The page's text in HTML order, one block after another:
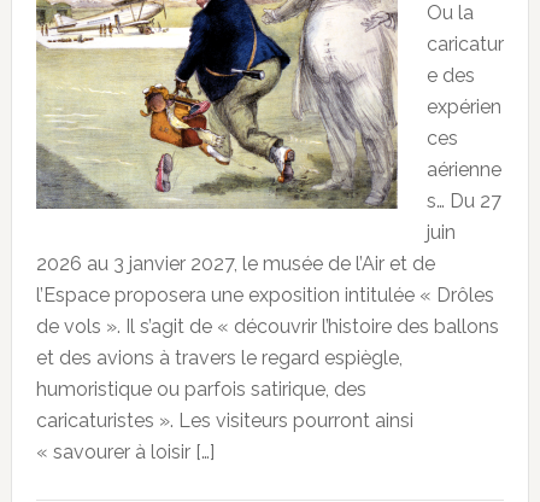
Ou la
caricatur
e des
expérien
ces
aérienne
s… Du 27
juin
2026 au 3 janvier 2027, le musée de l’Air et de
l’Espace proposera une exposition intitulée « Drôles
de vols ». Il s’agit de « découvrir l’histoire des ballons
et des avions à travers le regard espiègle,
humoristique ou parfois satirique, des
caricaturistes ». Les visiteurs pourront ainsi
« savourer à loisir […]